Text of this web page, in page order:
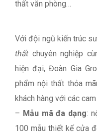
thất văn phòng…
Với đội ngũ kiến trúc
thất chuyên nghiệp
hiện đại, Đoàn Gia
phẩm nội thất thỏa
khách hàng với các
– Mẫu mã đa dạng:
100 mẫu thiết kế cửa